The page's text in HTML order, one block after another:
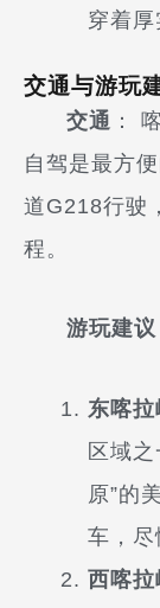
穿着厚
交通与游玩
交通 ：
自驾是最方
道G218行驶
程。
游玩建议
东喀拉
区域
原”的
车，尽
西喀拉